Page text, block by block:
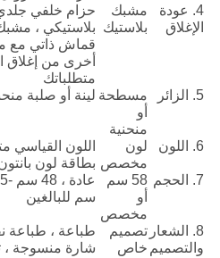
4. عودة
الإغلاق
مشبك
بلاستيك
حزام خلفي
بلاستيكي ،
قماش ذاتي مع
أخرى من إغلاق
متطلباتك
5. الزائر
مسطحة
أو
منحنية
لينة أو صلبة
6. اللون
لون
مخصص
اللون القياسي
بطاقة لون
7. الحجم
58 سم
أو
مخصص
سم للبالغين
8. الشعار
والتصميم
تصميم
خاص
طباعة ، طباعة
شارة منسوجة ،